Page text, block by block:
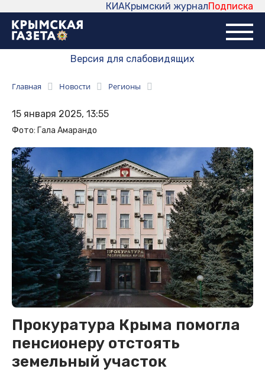
Подписка
Крымский журнал
КИА
Версия для слабовидящих
Главная Новости Регионы
15 января 2025, 13:55
Фото: Гала Амарандо
Прокуратура Крыма помогла
пенсионеру отстоять
земельный участок